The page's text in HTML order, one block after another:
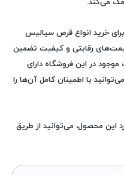
می‌کند.
خرید انواع قرص سیالیس
رقابتی و کیفیت تضمین
در این فروشگاه دارای
با اطمینان کامل آن‌ها را
محصول، می‌توانید از طریق